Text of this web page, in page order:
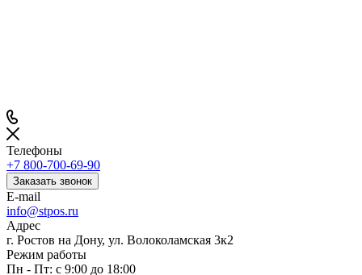
Телефоны
+7 800-700-69-90
Заказать звонок
E-mail
info@stpos.ru
Адрес
г. Ростов на Дону, ул. Волоколамская 3к2
Режим работы
Пн - Пт: с 9:00 до 18:00